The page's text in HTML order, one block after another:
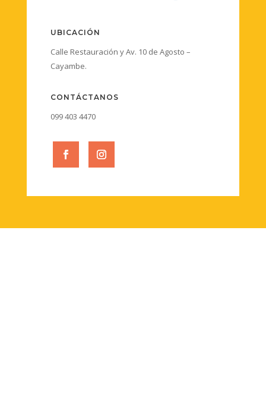
UBICACIÓN
Calle Restauración y Av. 10 de Agosto –
Cayambe.
CONTÁCTANOS
099 403 4470